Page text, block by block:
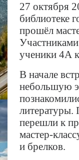
27 октября
библиотеке
прошёл
Участниками
ученики 4А
В начале
небольшую
литературы.
перешли к
мастер-
и брелков.